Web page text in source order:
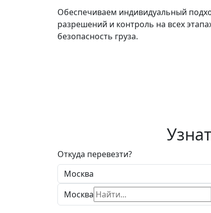
Обеспечиваем индивидуальный
разрешений и контроль на всех
безопасность груза.
Откуда перевезти?
Москва